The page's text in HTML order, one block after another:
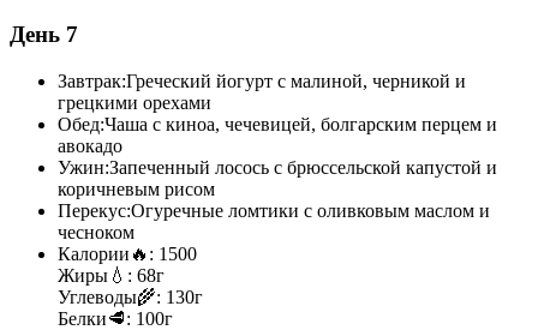
День 7
Завтрак:Греческий йогурт с малиной, черникой и
грецкими орехами
Обед:Чаша с киноа, чечевицей, болгарским перцем и
авокадо
Ужин:Запеченный лосось с брюссельской капустой и
коричневым рисом
Перекус:Огуречные ломтики с оливковым маслом и
чесноком
Калории 🔥: 1500
Жиры 💧: 68г
Углеводы🌾: 130г
Белки🥩: 100г